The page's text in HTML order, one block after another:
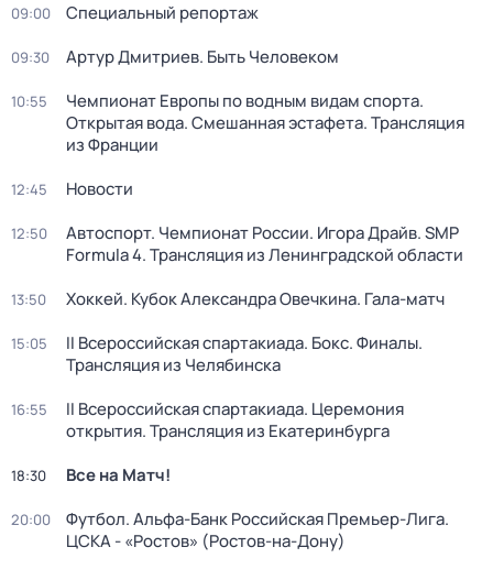
09:00 Специальный репортаж
09:30 Артур Дмитриев. Быть Человеком
10:55
Чемпионат Европы по водным видам спорта.
Открытая вода. Смешанная эстафета. Трансляция
из Франции
12:45 Новости
12:50
Автоспорт. Чемпионат России. Игора Драйв. SMP
Formula 4. Трансляция из Ленинградской области
13:50 Хоккей. Кубок Александра Овечкина. Гала-матч
15:05
II Всероссийская спартакиада. Бокс. Финалы.
Трансляция из Челябинска
16:55
II Всероссийская спартакиада. Церемония
открытия. Трансляция из Екатеринбурга
18:30 Все на Матч!
20:00
Футбол. Альфа-Банк Российская Премьер-Лига.
ЦСКА - «Ростов» (Ростов-на-Дону)